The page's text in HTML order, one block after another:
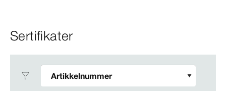
Sertifikater